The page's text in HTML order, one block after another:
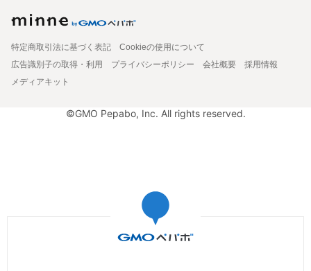
特定商取引法に基づく表記
Cookieの使用について
広告識別子の取得・利用
プライバシーポリシー 会社概要
採用情報
メディアキット
©GMO Pepabo, Inc. All rights reserved.